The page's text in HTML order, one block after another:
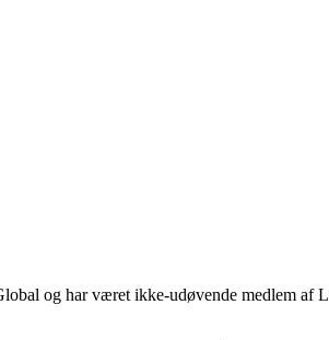
og har været ikke-udøvende medlem af